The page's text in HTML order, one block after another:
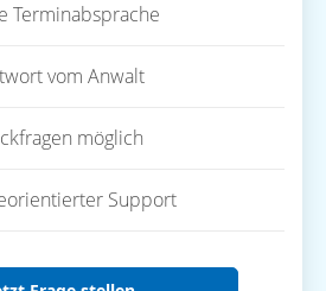
Terminabsprache
vom Anwalt
möglich
Support